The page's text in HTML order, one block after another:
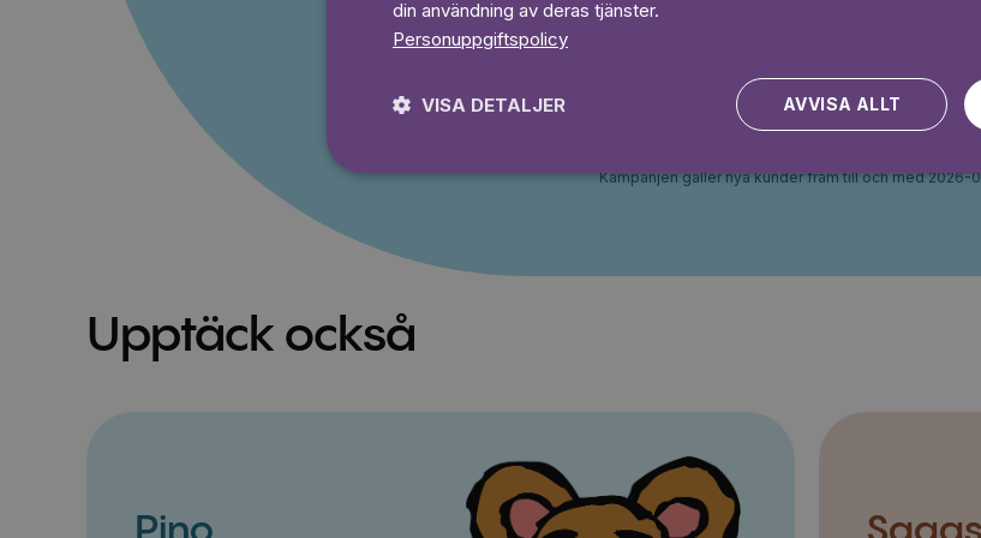
Prova 7 dagar gratis
Kampanjen gäller nya kunder fram till och med 2026-
Upptäck också
din användning av deras tjänster.
Personuppgiftspolicy
AVVISA ALLT
VISA DETALJER